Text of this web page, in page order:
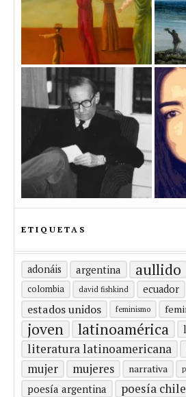
ETIQUETAS
adonáis argentina aullido
colombia david fishkind ecuador
estados unidos feminismo
joven latinoamérica
literatura latinoamericana
mujer mujeres narrativa
poesía argentina poesía